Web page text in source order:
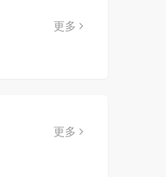
更多
更多